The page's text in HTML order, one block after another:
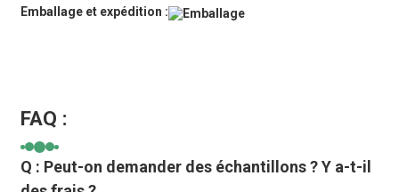
Emballage et expédition :
FAQ :
Q : Peut-on demander des échantillons ? Y a-t-il